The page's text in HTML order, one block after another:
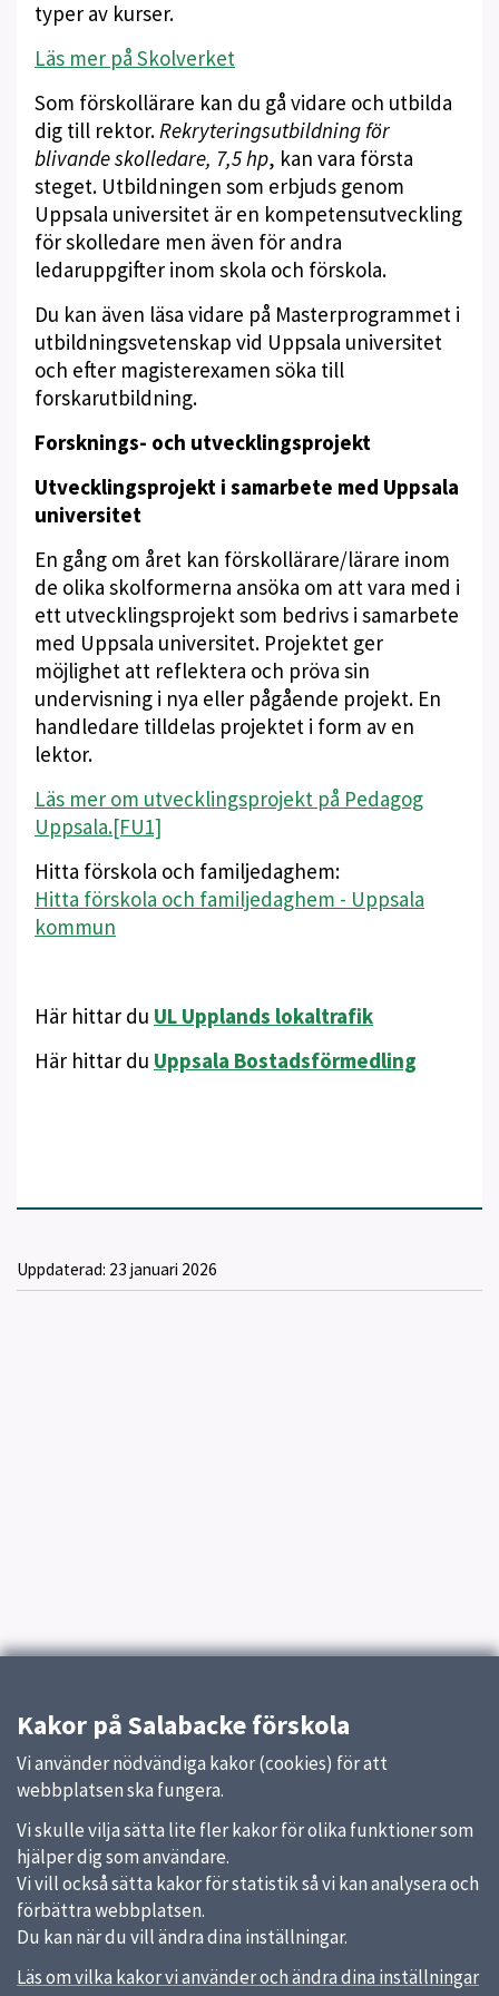
typer av kurser.
Läs mer på Skolverket
Som förskollärare kan du gå vidare och utbilda
dig till rektor.Rekryteringsutbildning för
blivande skolledare, 7,5 hp, kan vara första
steget. Utbildningen som erbjuds genom
Uppsala universitet är en kompetensutveckling
för skolledare men även för andra
ledaruppgifter inom skola och förskola.
Du kan även läsa vidare på Masterprogrammet i
utbildningsvetenskap vid Uppsala universitet
och efter magisterexamen söka till
forskarutbildning.
Forsknings- och utvecklingsprojekt
Utvecklingsprojekt i samarbete med Uppsala
universitet
En gång om året kan förskollärare/lärare inom
de olika skolformerna ansöka om att vara med i
ett utvecklingsprojekt som bedrivs i samarbete
med Uppsala universitet. Projektet ger
möjlighet att reflektera och pröva sin
undervisning i nya eller pågående projekt. En
handledare tilldelas projektet i form av en
lektor.
Läs mer om utvecklingsprojekt på Pedagog
Uppsala.[FU1]
Hitta förskola och familjedaghem:
Hitta förskola och familjedaghem - Uppsala
kommun
Här hittar du UL Upplands lokaltrafik
Här hittar du Uppsala Bostadsförmedling
Uppdaterad: 23 januari 2026
Kakor på Salabacke förskola
Vi använder nödvändiga kakor (cookies) för att
webbplatsen ska fungera.
Vi skulle vilja sätta lite fler kakor för olika funktioner som
hjälper dig som användare.
Vi vill också sätta kakor för statistik så vi kan analysera och
förbättra webbplatsen.
Du kan när du vill ändra dina inställningar.
Läs om vilka kakor vi använder och ändra dina inställningar